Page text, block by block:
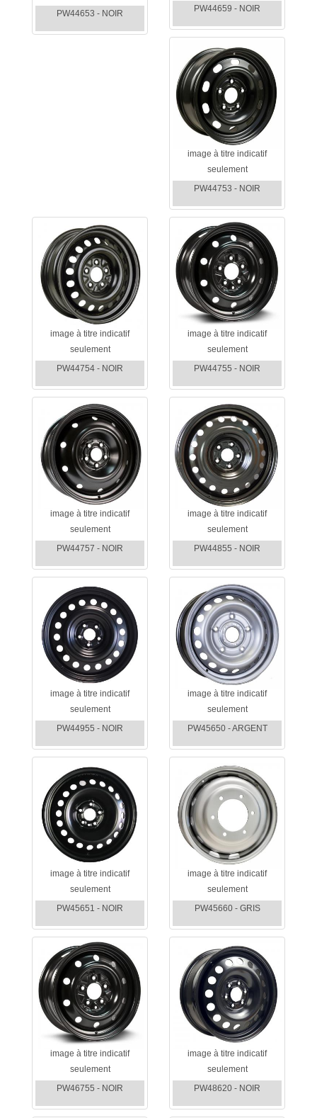
PW44653 - NOIR
PW44659 - NOIR
image à titre indicatif
seulement
PW44753 - NOIR
image à titre indicatif
seulement
PW44754 - NOIR
image à titre indicatif
seulement
PW44755 - NOIR
image à titre indicatif
seulement
PW44757 - NOIR
image à titre indicatif
seulement
PW44855 - NOIR
image à titre indicatif
seulement
PW44955 - NOIR
image à titre indicatif
seulement
PW45650 - ARGENT
image à titre indicatif
seulement
PW45651 - NOIR
image à titre indicatif
seulement
PW45660 - GRIS
image à titre indicatif
seulement
PW46755 - NOIR
image à titre indicatif
seulement
PW48620 - NOIR